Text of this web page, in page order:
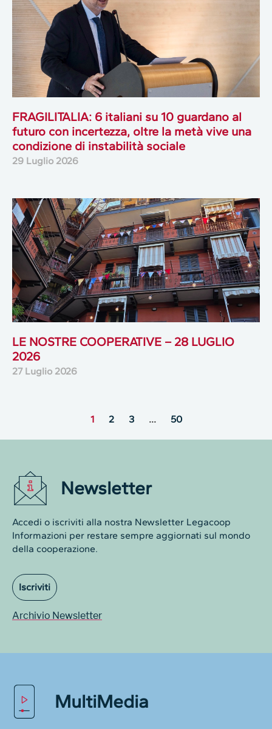
FRAGILITALIA: 6 italiani su 10 guardano al
futuro con incertezza, oltre la metà vive una
condizione di instabilità sociale
29 Luglio 2026
LE NOSTRE COOPERATIVE – 28 LUGLIO
2026
27 Luglio 2026
1 2 3 … 50
Newsletter
Accedi o iscriviti alla nostra Newsletter Legacoop
Informazioni per restare sempre aggiornati sul mondo
della cooperazione.
Iscriviti
Archivio Newsletter
MultiMedia